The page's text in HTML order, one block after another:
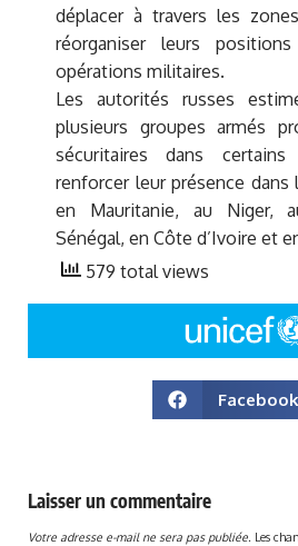
déplacer à travers les
réorganiser leurs
opérations militaires.
Les autorités russes
plusieurs groupes armés
sécuritaires dans
renforcer leur présence
en Mauritanie, au Niger,
Sénégal, en Côte d’Ivoire et
579 total views
Facebook
Laisser un commentaire
Votre adresse e-mail ne sera pas publiée. Les